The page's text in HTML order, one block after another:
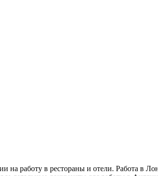
на работу в рестораны и отели. Работа в